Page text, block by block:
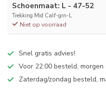
Schoenmaat: L - 47-52
Trekking Mid Calf-grn-L
Niet op voorraad
Snel gratis advies!
Voor 22:00 besteld, morgen
Zaterdag/zondag besteld,